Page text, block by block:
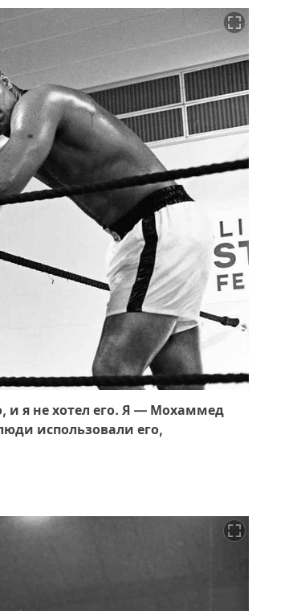
и я не хотел его. Я — Мохаммед
использовали его,